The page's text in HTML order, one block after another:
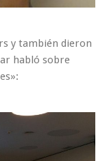
y también dieron
habló sobre